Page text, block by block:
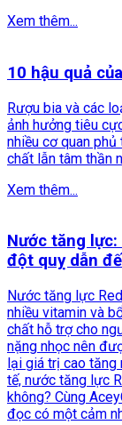
Xem thêm...
10 hậu quả
Rượu bia và các
ảnh hưởng tiêu
nhiều cơ quan
chất lẫn tâm thần
Xem thêm...
Nước tăng
đột quỵ dẫn
Nước tăng lực
nhiều vitamin và
chất hỗ trợ cho
nặng nhọc nên
lại giá trị cao tăng
tế, nước tăng lực
không? Cùng
đọc có một cảm